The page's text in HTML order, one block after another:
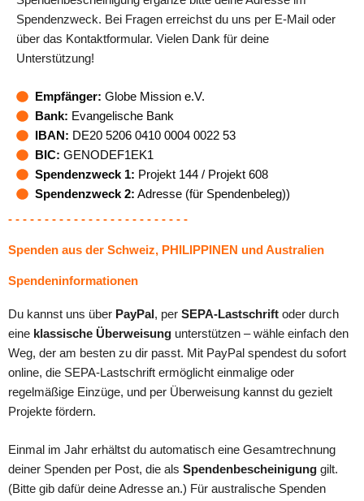
Spendenzweck. Bei Fragen erreichst du uns per E-Mail oder
über das Kontaktformular. Vielen Dank für deine
Unterstützung!
Empfänger: Globe Mission e.V.
Bank: Evangelische Bank
IBAN: DE20 5206 0410 0004 0022 53
BIC: GENODEF1EK1
Spendenzweck 1: Projekt 144 / Projekt 608
Spendenzweck 2: Adresse (für Spendenbeleg))
- - - - - - - - - - - - - - - - - - - - - - - - -
Spenden aus der Schweiz, PHILIPPINEN und Australien
Spendeninformationen
Du kannst uns über PayPal , per SEPA-Lastschrift oder durch
eine klassische Überweisung unterstützen – wähle einfach den
Weg, der am besten zu dir passt. Mit PayPal spendest du sofort
online, die SEPA-Lastschrift ermöglicht einmalige oder
regelmäßige Einzüge, und per Überweisung kannst du gezielt
Projekte fördern.
Einmal im Jahr erhältst du automatisch eine Gesamtrechnung
deiner Spenden per Post, die als Spendenbescheinigung gilt.
(Bitte gib dafür deine Adresse an.) Für australische Spenden